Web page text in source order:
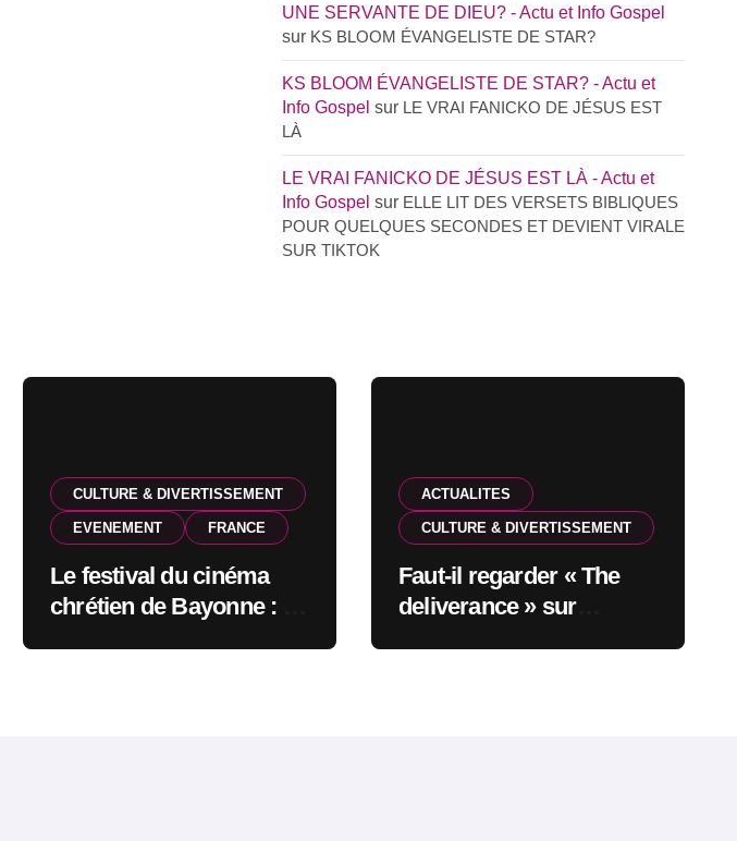
UNE SERVANTE DE DIEU? - Actu et Info Gospel
sur KS BLOOM ÉVANGELISTE DE STAR?
KS BLOOM ÉVANGELISTE DE STAR? - Actu et
Info Gospel sur LE VRAI FANICKO DE JÉSUS EST
LÀ
LE VRAI FANICKO DE JÉSUS EST LÀ - Actu et
Info Gospel sur ELLE LIT DES VERSETS BIBLIQUES
POUR QUELQUES SECONDES ET DEVIENT VIRALE
SUR TIKTOK
CULTURE & DIVERTISSEMENT
EVENEMENT FRANCE
Le festival du cinéma
chrétien de Bayonne : en
ACTUALITES
CULTURE & DIVERTISSEMENT
Faut-il regarder « The
deliverance » sur